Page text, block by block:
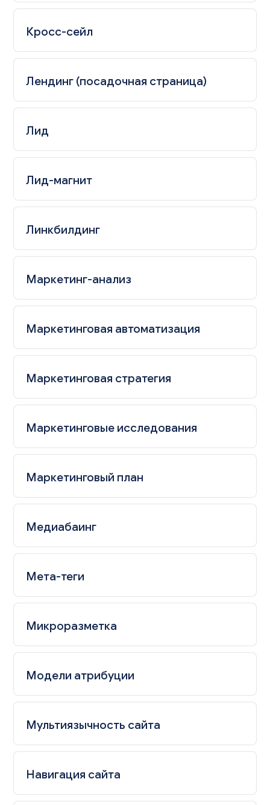
Кросс-сейл
Лендинг (посадочная страница)
Лид
Лид-магнит
Линкбилдинг
Маркетинг-анализ
Маркетинговая автоматизация
Маркетинговая стратегия
Маркетинговые исследования
Маркетинговый план
Медиабаинг
Мета-теги
Микроразметка
Модели атрибуции
Мультиязычность сайта
Навигация сайта